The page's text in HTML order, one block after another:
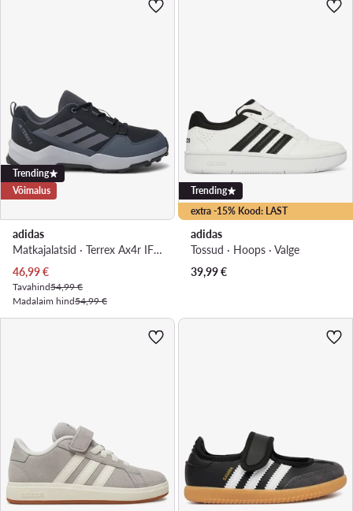
Trending
Võimalus
adidas
Matkajalatsid · Terrex Ax4r IF6525 · Must
Praegune hind
46,99€
Tavahind54,99 €
Madalaim hind54,99 €
extra -15% Kood: LAST
Trending
adidas
Tossud · Hoops · Valge
39,99€